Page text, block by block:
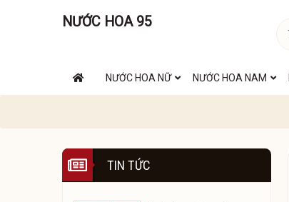
NƯỚC HOA 95
NƯỚC HOA NỮ NƯỚC HOA NAM
TIN TỨC